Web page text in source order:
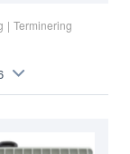
| Terminering